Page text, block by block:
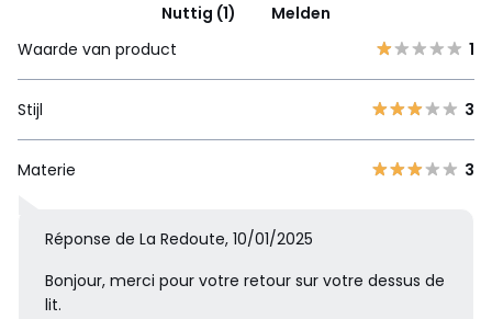
Nuttig (1)
Melden
Waarde van product
1
Stijl 3
Materie 3
Réponse de La Redoute, 10/01/2025
Bonjour, merci pour votre retour sur votre dessus de
lit.